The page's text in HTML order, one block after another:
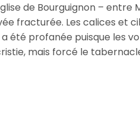
de Bourguignon –
fracturée. Les calices et
été profanée puisque les
mais forcé le